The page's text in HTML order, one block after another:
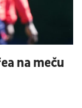
na meču